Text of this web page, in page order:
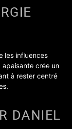
les influences
apaisante crée un
à rester centré
DANIEL